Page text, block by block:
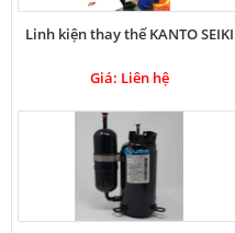
Linh kiện thay thế KANTO SEIKI
Giá: Liên hệ